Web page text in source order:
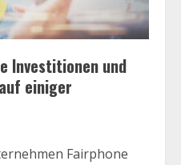
Investitionen und
einiger
Fairphone